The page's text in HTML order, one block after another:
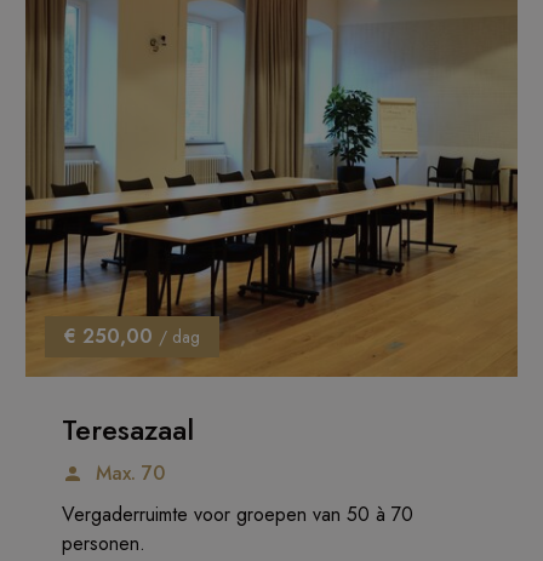
€ 250,00 / dag
Teresazaal
Max. 70
Vergaderruimte voor groepen van 50 à 70
personen.